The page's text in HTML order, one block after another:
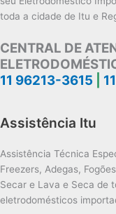
toda a cidade de Itu e
CENTRAL DE
11 96213-3615
Assistência Itu
Assistência Técnica
Freezers, Adegas,
Secar e Lava e Seca de
eletrodomésticos